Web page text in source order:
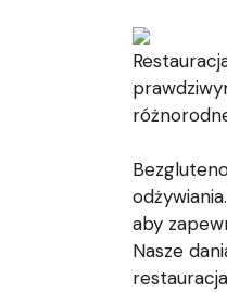
aby
Nasze